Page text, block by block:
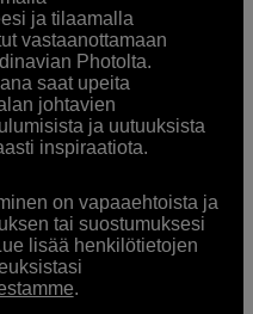
ja tilaamalla
vastaanottamaan
Photolta.
saat upeita
johtavien
ja uutuuksista
inspiraatiota.
on vapaaehtoista ja
tai suostumuksesi
lisää henkilötietojen
.